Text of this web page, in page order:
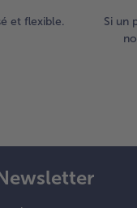
et flexible.
Si un